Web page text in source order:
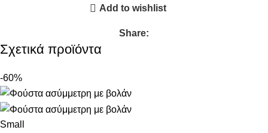
Add to wishlist
Share:
Σχετικά προϊόντα
-60%
Small